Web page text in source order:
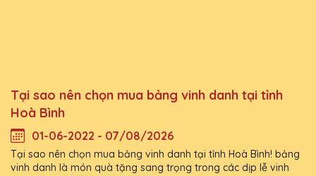
Tại sao nên chọn mua bảng vinh danh tại tỉnh
Hoà Bình
01-06-2022 - 07/08/2026
Tại sao nên chọn mua bảng vinh danh tại tỉnh Hoà Bình! bảng
vinh danh là món quà tặng sang trọng trong các dịp lễ vinh